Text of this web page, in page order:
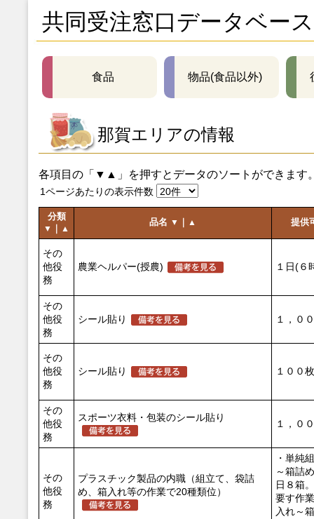
共同受注窓口データベース
食品 物品(食品以外)
那賀エリアの情報
各項目の「▼▲」を押すとデータのソートができます
1ページあたりの表示件数
分類
▼ ▲
品名 ▼ ▲ 提供
その
他役
務
農業ヘルパー(授農) １日(６
その
他役
務
シール貼り １，０
その
他役
務
シール貼り １００
その
他役
務
スポーツ衣料・包装のシール貼り
１，０
その
他役
務
プラスチック製品の内職（組立て、袋詰
め、箱入れ等の作業で20種類位）
・単純
～箱詰
日８箱
要す作
入れ～